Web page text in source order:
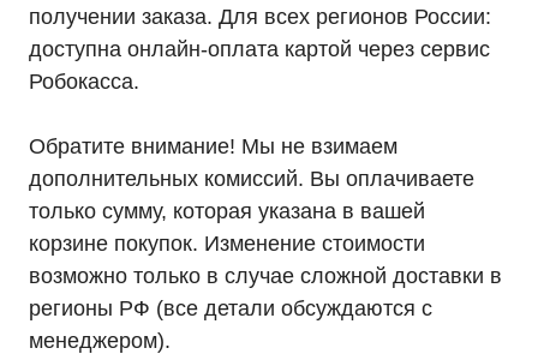
получении заказа. Для всех регионов России:
доступна онлайн-оплата картой через сервис
Робокасса.
Обратите внимание! Мы не взимаем
дополнительных комиссий. Вы оплачиваете
только сумму, которая указана в вашей
корзине покупок. Изменение стоимости
возможно только в случае сложной доставки в
регионы РФ (все детали обсуждаются с
менеджером).
Каталог
Однофазные ИБП
ИБП напольные Tower
ИБП стоечные Rack